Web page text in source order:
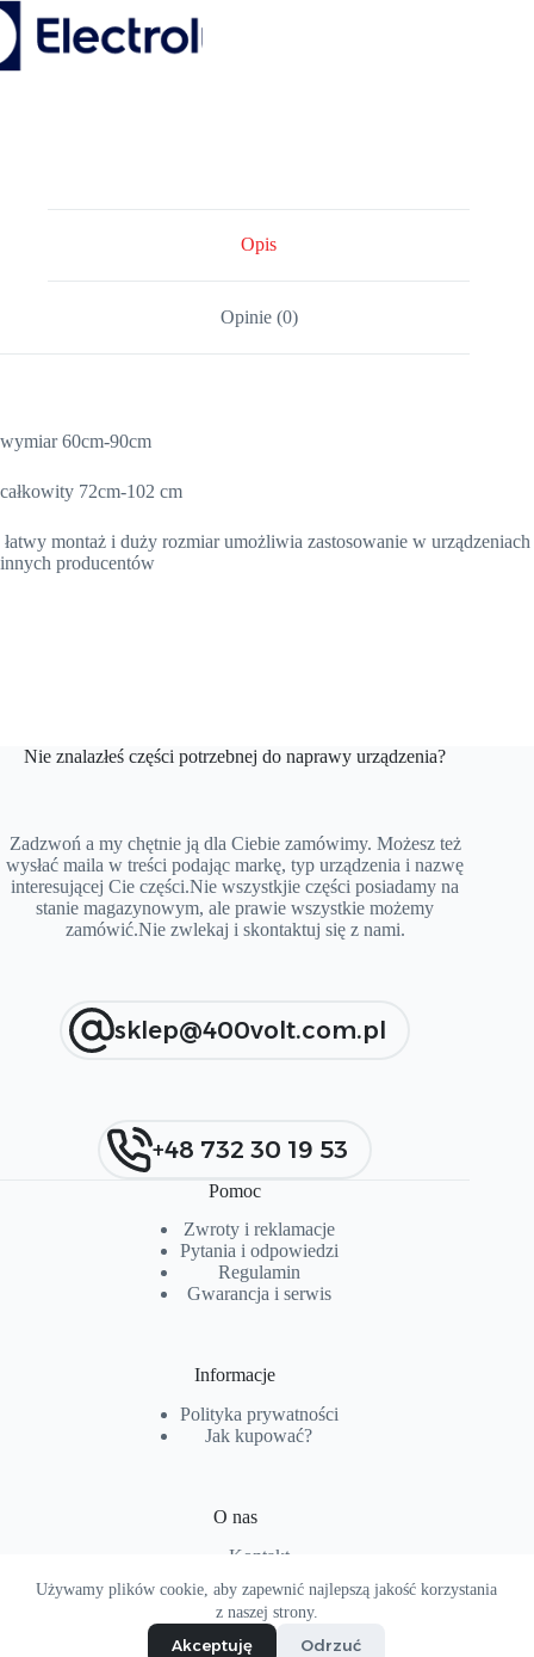
Używamy plików cookie, aby zapewnić najlepszą jakość korzystania
z naszej strony.
Akceptuję Odrzuć
Opis
Opinie (0)
wymiar 60cm-90cm
całkowity 72cm-102 cm
łatwy montaż i duży rozmiar umożliwia zastosowanie w urządzeniach
innych producentów
Nie znalazłeś części potrzebnej do naprawy urządzenia?
Zadzwoń a my chętnie ją dla Ciebie zamówimy. Możesz też
wysłać maila w treści podając markę, typ urządzenia i nazwę
interesującej Cie części.Nie wszystkjie części posiadamy na
stanie magazynowym, ale prawie wszystkie możemy
zamówić.Nie zwlekaj i skontaktuj się z nami.
sklep@400volt.com.pl
+48 732 30 19 53
Pomoc
Zwroty i reklamacje
Pytania i odpowiedzi
Regulamin
Gwarancja i serwis
Informacje
Polityka prywatności
Jak kupować?
O nas
Kontakt
Copyright © 2026 - Projekt i realizacjahoptopart.pl